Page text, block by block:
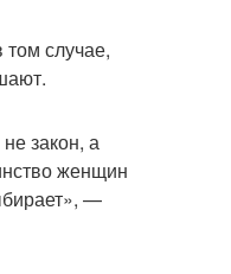
том случае,
закон, а
женщин
—